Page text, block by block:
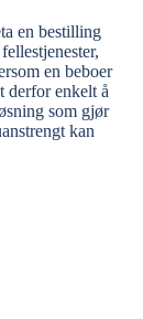
en bestilling
en beboer
derfor enkelt å
som gjør
kan